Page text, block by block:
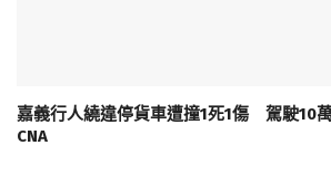
嘉義行人繞違停貨車遭撞1死1傷 駕駛10
CNA